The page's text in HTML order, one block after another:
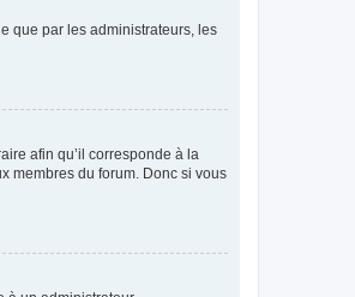
que par les administrateurs, les
afin qu’il corresponde à la
membres du forum. Donc si vous